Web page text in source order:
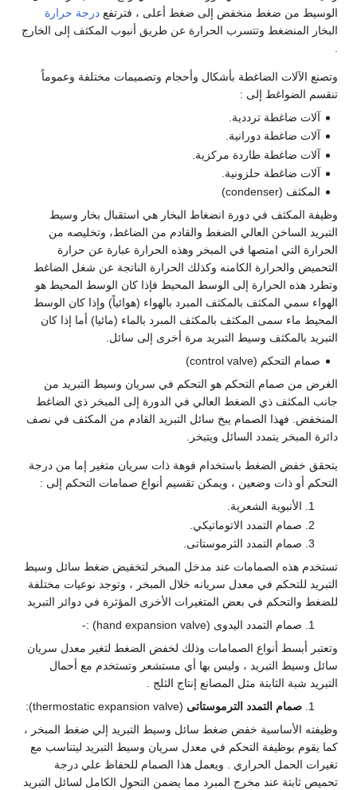
الوسيط من ضغط منخفض إلى ضغط أعلى ، فترتفع درجة حرارة
البخار المنضغط وتتسرب الحرارة عن طريق أنبوب المكثف إلى الخارج
وتصنع الآلات الضاغطة بأشكال وأحجام وتصميمات مختلفة وعموماً
تنقسم الضواغط إلى :
آلات ضاغطة ترددية.
آلات ضاغطة دورانية.
آلات ضاغطة طاردة مركزية.
آلات ضاغطة حلزونية.
المكثف (condenser)
وظيفة المكثف في دورة انضغاط البخار هي استقبال بخار وسيط
التبريد الساخن العالي الضغط والقادم من الضاغط، وتخليصه من
الحرارة التي امتصها في المبخر وهذه الحرارة عبارة عن حرارة
التحميض والحرارة الكامنه وكذلك الحرارة الناتجة عن شغل الضاغط
وتطرد هذه الحرارة إلى الوسط المحيط فإذا كان الوسط المحيط هو
الهواء سمي المكثف بالمكثف المبرد بالهواء (هوائياً) وإذا كان الوسط
المحيط ماء سمى المكثف بالمكثف المبرد بالماء (مائيا) أما إذا كان
التبريد بالمكثف وسيط التبريد مرة أخرى إلى سائل.
صمام التحكم (control valve)
الغرض من صمام التحكم هو التحكم في سريان وسيط التبريد من
جانب المكثف ذي الضغط العالي في الدورة إلى المبخر ذي الضاغط
المنخفض. فهذا الصمام يبخ سائل التبريد القادم من المكثف في نصف
دائرة المبخر يتمدد السائل ويتبخر.
يتحقق خفض الضغط باستخدام فوهة ذات سريان متغير إما من درجة
التحكم أو ذات وضعين ، ويمكن تقسيم أنواع صمامات التحكم إلى :
الأنبوية الشعرية.
صمام التمدد الاتوماتيكي.
صمام التمدد الثرموستاتى.
تستخدم هذه الصمامات عند مدخل المبخر لتخفيض ضغط سائل وسيط
التبريد للتحكم في معدل سريانه خلال المبخر ، وتوجد نوعيات مختلفة
للضغط والتحكم في بعض المتغيرات الأخرى المؤثرة في دوائر التبريد
صمام التمدد اليدوى (hand expansion valve) :-
وتعتبر أبسط أنواع الصمامات وذلك لخفض الضغط لتغير معدل سريان
سائل وسيط التبريد ، وليس بها أي مستشعر وتستخدم مع أحمال
التبريد شبة الثابتة مثل المصانع إنتاج الثلج .
صمام التمدد الترموستاتى (thermostatic expansion valve):
وظيفته الأساسية خفض ضغط سائل وسيط التبريد إلي ضغط المبخر ،
كما يقوم بوظيفة التحكم في معدل سريان وسيط التبريد ليتناسب مع
تغيرات الحمل الحراري . ويعمل هذا الصمام للحفاظ علي درجة
تحميص ثابتة عند مخرج المبرد مما يضمن التحول الكامل لسائل التبريد